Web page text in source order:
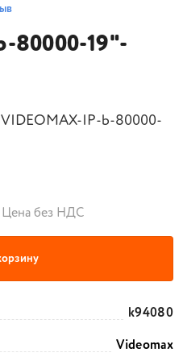
80000-19"-
IP-b-80000-
Цена без НДС
k94080
Videomax